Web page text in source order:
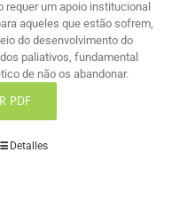
requer um apoio institucional
aqueles que estão sofrem,
do desenvolvimento do
paliativos, fundamental
de não os abandonar.
PDF
Detalles